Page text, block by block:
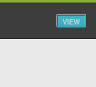
VIEW